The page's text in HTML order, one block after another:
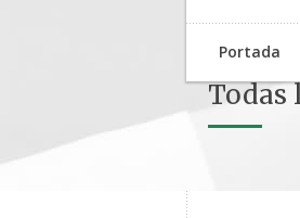
Portada
Todas